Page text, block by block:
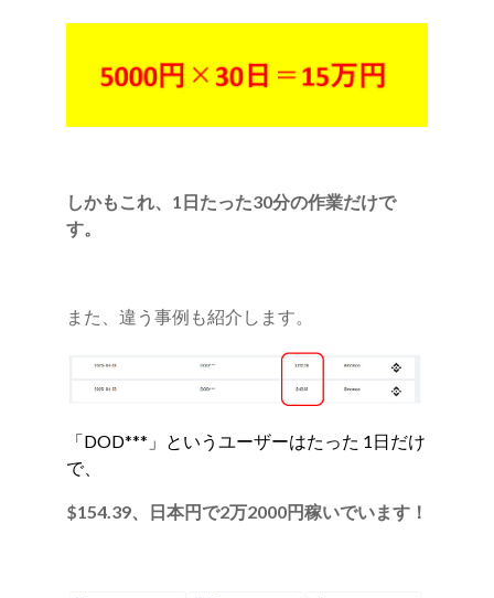
しかもこれ、1日たった30分の作業だけで
す。
また、違う事例も紹介します。
「DOD***」というユーザーはたった 1日だけ
で、
$154.39、日本円で2万2000円稼いでいます！